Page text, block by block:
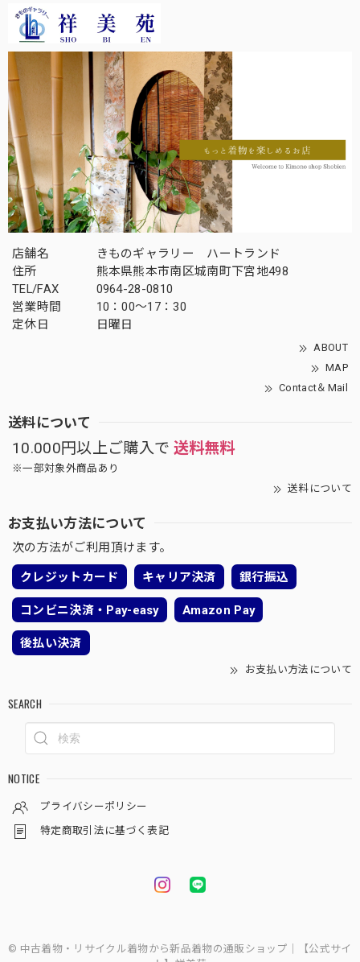
店舗名
きものギャラリー ハートランド
住所
熊本県熊本市南区城南町下宮地498
TEL/FAX
0964-28-0810
営業時間
10：00～17：30
定休日
日曜日
ABOUT
MAP
Contact＆Mail
送料について
10.000円以上ご購入で 送料無料
※一部対象外商品あり
送料について
お支払い方法について
次の方法がご利用頂けます。
クレジットカード キャリア決済 銀行振込
コンビニ決済・Pay-easy Amazon Pay
後払い決済
お支払い方法について
SEARCH
NOTICE
プライバシーポリシー
特定商取引法に基づく表記
© 中古着物・リサイクル着物から新品着物の通販ショップ｜【公式サイ